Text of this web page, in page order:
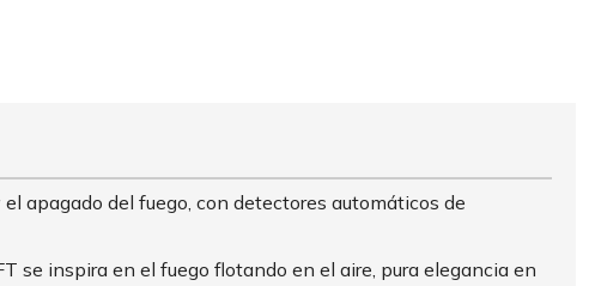
apagado del fuego, con detectores automáticos de
se inspira en el fuego flotando en el aire, pura elegancia en